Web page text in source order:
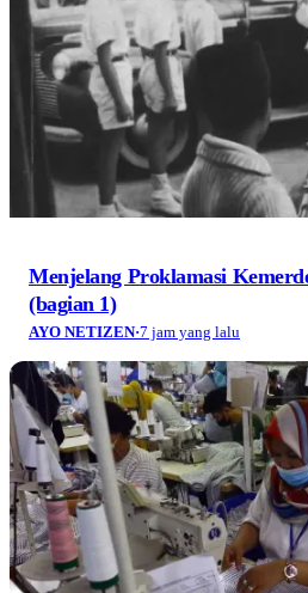
Menjelang Proklamasi
(bagian 1)
AYO NETIZEN·7 jam yang lalu